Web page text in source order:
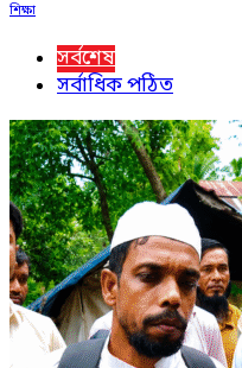
শিক্ষা
সর্বশেষ
সর্বাধিক পঠিত